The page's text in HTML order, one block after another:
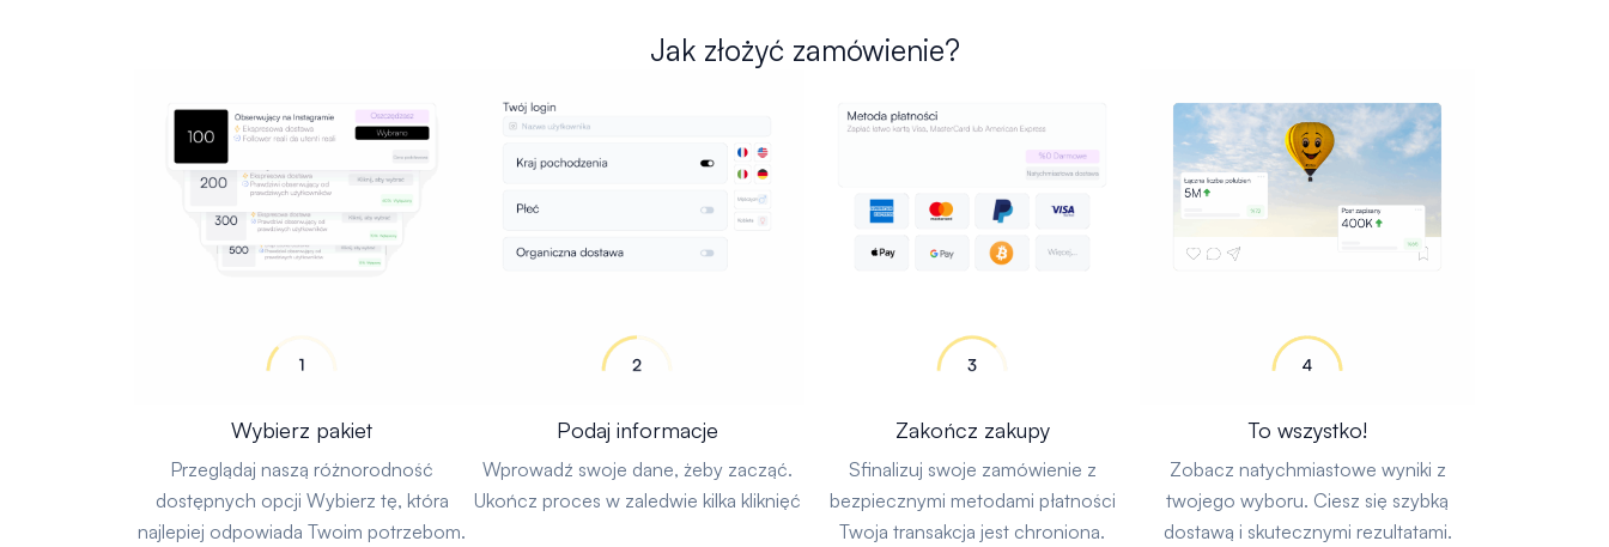
Jak złożyć zamówienie?
Wybierz pakiet
Przeglądaj naszą różnorodność
dostępnych opcji Wybierz tę, która
najlepiej odpowiada Twoim potrzebom.
Podaj informacje
Wprowadź swoje dane, żeby zacząć.
Ukończ proces w zaledwie kilka kliknięć
Zakończ zakupy
Sfinalizuj swoje zamówienie z
bezpiecznymi metodami płatności
Twoja transakcja jest chroniona.
To wszystko!
Zobacz natychmiastowe wyniki z
twojego wyboru. Ciesz się szybką
dostawą i skutecznymi rezultatami.